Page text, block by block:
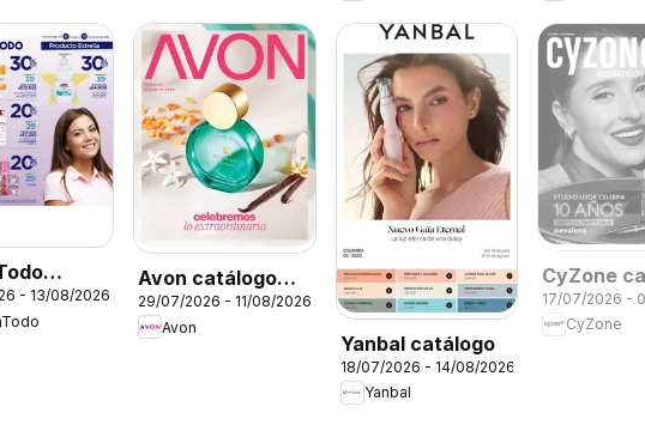
- 13/08/2026
Avon catálogo
ciclo 12
29/07/2026 - 11/08/2026
Avon
Yanbal catálogo
18/07/2026 - 14/08/2026
Yanbal
CyZone
C11/2026
17/07/2026 -
CyZone